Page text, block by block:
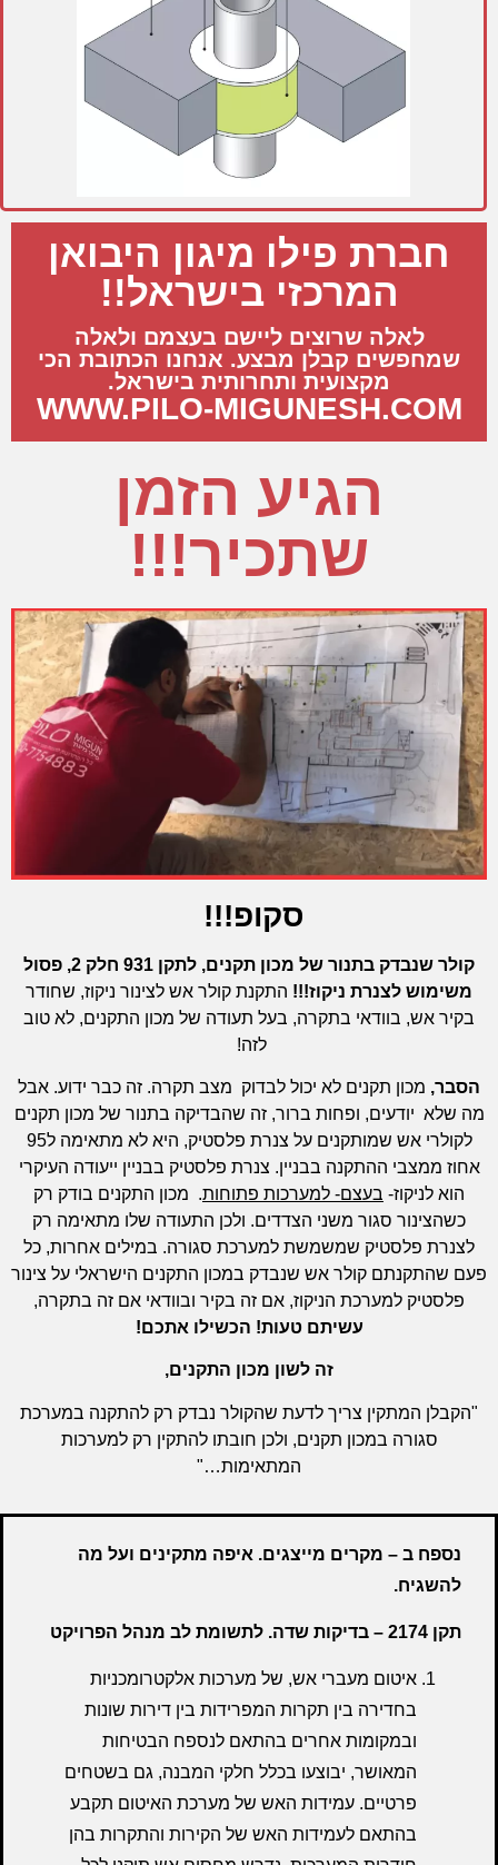
חברת פילו מיגון היבואן
המרכזי בישראל!!
לאלה שרוצים ליישם בעצמם ולאלה
שמחפשים קבלן מבצע. אנחנו הכתובת הכי
מקצועית ותחרותית בישראל.
WWW.PILO-MIGUNESH.COM
הגיע הזמן
שתכיר!!!
סקופ!!!
קולר שנבדק בתנור של מכון תקנים, לתקן 931 חלק 2, פסול
משימוש לצנרת ניקוז!!! התקנת קולר אש לצינור ניקוז, שחודר
בקיר אש, בוודאי בתקרה, בעל תעודה של מכון התקנים, לא טוב
לזה!
הסבר, מכון תקנים לא יכול לבדוק מצב תקרה. זה כבר ידוע. אבל
מה שלא יודעים, ופחות ברור, זה שהבדיקה בתנור של מכון תקנים
לקולרי אש שמותקנים על צנרת פלסטיק, היא לא מתאימה ל95
אחוז ממצבי ההתקנה בבניין. צנרת פלסטיק בבניין ייעודה העיקרי
הוא לניקוז- בעצם- למערכות פתוחות. מכון התקנים בודק רק
כשהצינור סגור משני הצדדים. ולכן התעודה שלו מתאימה רק
לצנרת פלסטיק שמשמשת למערכת סגורה. במילים אחרות, כל
פעם שהתקנתם קולר אש שנבדק במכון התקנים הישראלי על צינור
פלסטיק למערכת הניקוז, אם זה בקיר ובוודאי אם זה בתקרה,
עשיתם טעות! הכשילו אתכם!
זה לשון מכון התקנים,
"הקבלן המתקין צריך לדעת שהקולר נבדק רק להתקנה במערכת
סגורה במכון תקנים, ולכן חובתו להתקין רק למערכות
המתאימות…"
נספח ב – מקרים מייצגים. איפה מתקינים ועל מה
להשגיח.
תקן 2174 – בדיקות שדה . לתשומת לב מנהל הפרויקט
איטום מעברי אש, של מערכות אלקטרומכניות
בחדירה בין תקרות המפרידות בין דירות שונות
ובמקומות אחרים בהתאם לנספח הבטיחות
המאושר, יבוצעו בכלל חלקי המבנה, גם בשטחים
פרטיים. עמידות האש של מערכת האיטום תקבע
בהתאם לעמידות האש של הקירות והתקרות בהן